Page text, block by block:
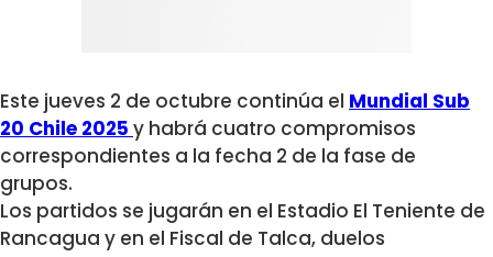
Este jueves 2 de octubre continúa el Mundial Sub
20 Chile 2025 y habrá cuatro compromisos
correspondientes a la fecha 2 de la fase de
grupos.
Los partidos se jugarán en el Estadio El Teniente de
Rancagua y en el Fiscal de Talca, duelos